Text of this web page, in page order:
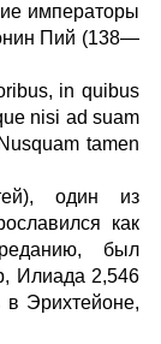
императоры
Пий (138—
in quibus
nisi ad suam
tamen
один из
как
был
Илиада 2,546
Эрихтейоне,